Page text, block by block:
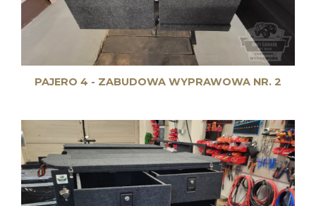
PAJERO 4 - ZABUDOWA WYPRAWOWA NR. 2